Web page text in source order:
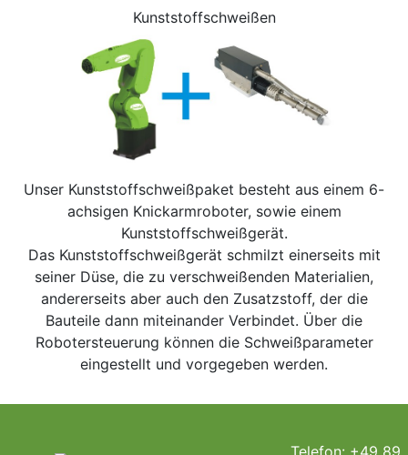
Kunststoffschweißen
Unser Kunststoffschweißpaket besteht aus einem 6-
achsigen Knickarmroboter, sowie einem
Kunststoffschweißgerät.
Das Kunststoffschweißgerät schmilzt einerseits mit
seiner Düse, die zu verschweißenden Materialien,
andererseits aber auch den Zusatzstoff, der die
Bauteile dann miteinander Verbindet. Über die
Robotersteuerung können die Schweißparameter
eingestellt und vorgegeben werden.